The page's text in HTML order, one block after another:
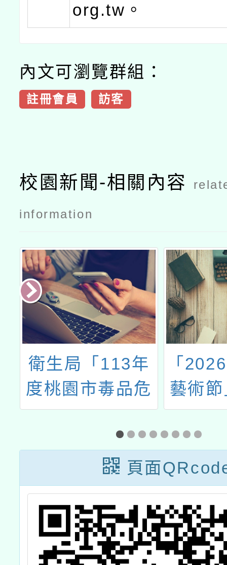
org.tw。
內文可瀏覽群組：
註冊會員 訪客
校園新聞-相關內容
information
衛生局「113年
度桃園市毒品危
害防制中心志工
隊招募簡章」1
「
藝術
頁面